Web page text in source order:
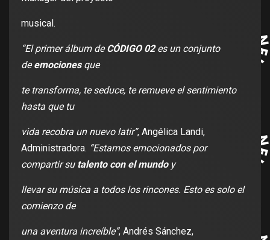
musical.
“El primer álbum deCÓDIGO 02es un conjunto
deemocionesque
te transforma, te seduce, te remueve el sentimiento
hasta que tu
vida recobra un nuevo latir”, Angélica Landi,
Administradora. “Estamos emocionados por
compartir su talento con el mundoy
llevar su música a todos los rincones. Esto es solo el
comienzo de
una aventura increíble”, Andrés Sánchez,